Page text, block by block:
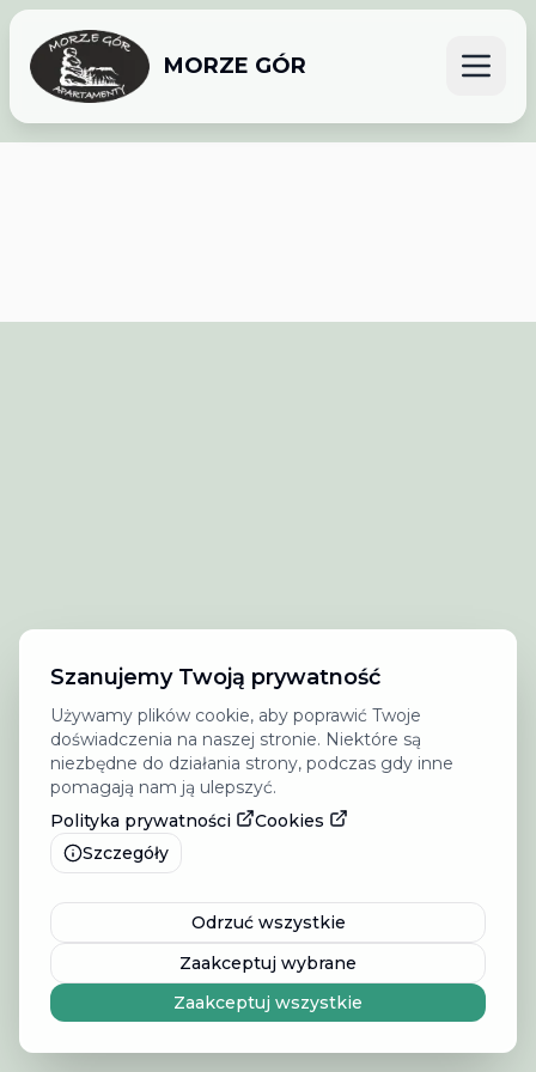
MORZE GÓR
Szanujemy Twoją prywatność
Używamy plików cookie, aby poprawić Twoje
doświadczenia na naszej stronie. Niektóre są
niezbędne do działania strony, podczas gdy inne
pomagają nam ją ulepszyć.
Polityka prywatności
Cookies
Szczegóły
Odrzuć wszystkie
Zaakceptuj wybrane
Zaakceptuj wszystkie